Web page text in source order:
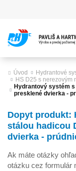
Úvod Hydrantové
HS D25 s nerezovým
Hydrantový systém
presklené dvierka -
Dopyt produkt:
stálou hadicou
dvierka -
Ak máte otázky
otázku cez formulár